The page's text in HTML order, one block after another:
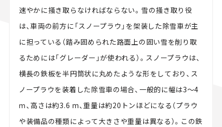
速やかに掻き取らなければならない。雪の掻き取り役
は、車両の前方に「スノープラウ」を架装した除雪車が主
に担っている（踏み固められた路面上の固い雪を削り取
るためには「グレーダー」が使われる）。スノープラウは、
横長の鉄板を半円筒状に丸めたような形をしており、ス
ノープラウを装着した除雪車の場合、一般的に幅は3～4
ｍ、高さは約3.6 m、重量は約20トンほどになる（プラウ
や装備品の種類によって大きさや重量は異なる）。この鉄